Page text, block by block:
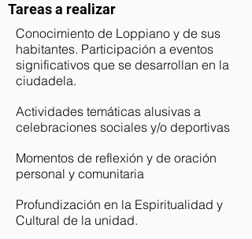
Tareas a realizar
Conocimiento de Loppiano y de sus
habitantes. Participación a eventos
significativos que se desarrollan en la
ciudadela.
Actividades temáticas alusivas a
celebraciones sociales y/o deportivas
Momentos de reflexión y de oración
personal y comunitaria
Profundización en la Espiritualidad y
Cultural de la unidad.